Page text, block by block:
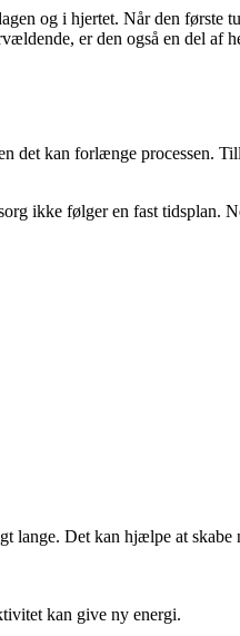
og i hjertet. Når den første
er den også en del af
det kan forlænge processen.
ikke følger en fast tidsplan.
lange. Det kan hjælpe at
kan give ny energi.